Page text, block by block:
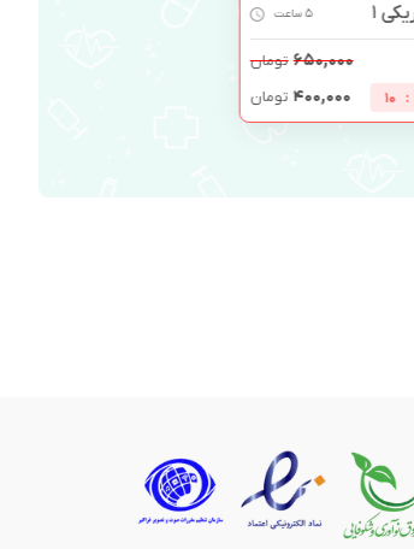
1 5 ساعت
۶۵۰,۰۰۰ تومان
:
10 ۴۰۰,۰۰۰ تومان